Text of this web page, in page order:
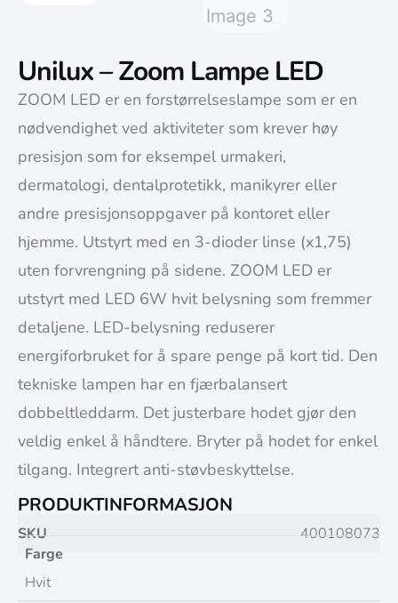
Unilux – Zoom Lampe LED
ZOOM LED er en forstørrelseslampe som er en
nødvendighet ved aktiviteter som krever høy
presisjon som for eksempel urmakeri,
dermatologi, dentalprotetikk, manikyrer eller
andre presisjonsoppgaver på kontoret eller
hjemme. Utstyrt med en 3-dioder linse (x1,75)
uten forvrengning på sidene. ZOOM LED er
utstyrt med LED 6W hvit belysning som fremmer
detaljene. LED-belysning reduserer
energiforbruket for å spare penge på kort tid. Den
tekniske lampen har en fjærbalansert
dobbeltleddarm. Det justerbare hodet gjør den
veldig enkel å håndtere. Bryter på hodet for enkel
tilgang. Integrert anti-støvbeskyttelse.
PRODUKTINFORMASJON
SKU
400108073
Farge
Hvit